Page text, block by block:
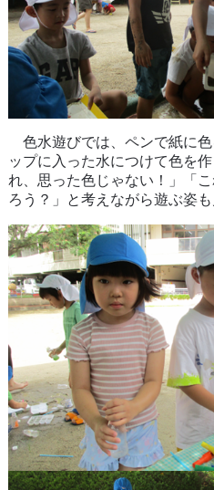
色水遊びでは、ペンで紙に
ップに入った水につけて色を
れ、思った色じゃない！」「
ろう？」と考えながら遊ぶ姿も